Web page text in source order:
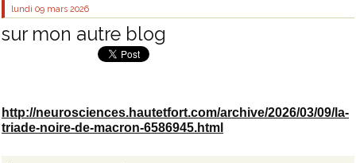
lundi 09 mars 2026
sur mon autre blog
http://neurosciences.hautetfort.com/archive/2026/03/09/la-
triade-noire-de-macron-6586945.html